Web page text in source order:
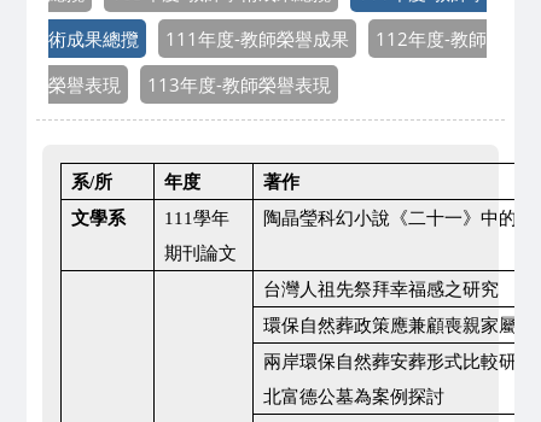
術成果總攬
111年度-教師榮譽成果
112年度-教師
榮譽表現
113年度-教師榮譽表現
系/所 年度
著作
文學系
111學年
期刊論文
陶晶瑩科幻小說《二十一》中的機
台灣人祖先祭拜幸福感之研究
環保自然葬政策應兼顧喪親家屬的
兩岸環保自然葬安葬形式比較研
北富德公墓為案例探討